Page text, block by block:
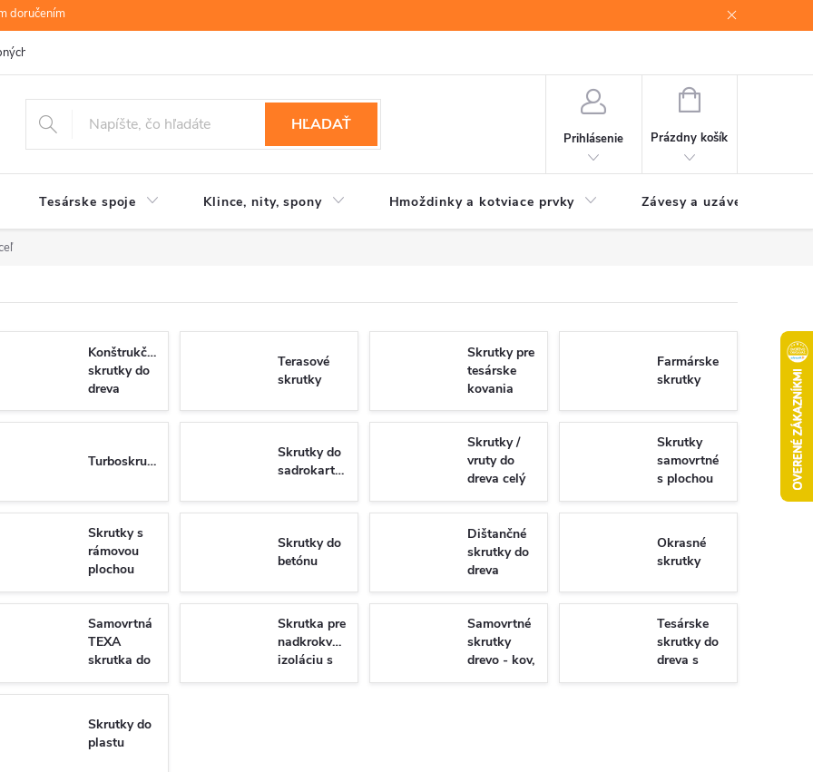
doručením
údajov
HĽADAŤ
Prihlásenie
NÁKUPNÝ
Prázdny košík
Tesárske spoje Klince, nity, spony Hmoždinky a kotviace prvky Závesy a uzávery brán
Konštrukčné
skrutky do
dreva
Terasové
skrutky
Skrutky pre
tesárske
kovania
Farmárske
skrutky
Turboskrutky
Skrutky do
sadrokartónu
Skrutky /
vruty do
dreva celý
závit
Torx/PZ
Skrutky
samovrtné
s plochou
hlavou -
univerzálne
Skrutky s
rámovou
plochou
hlavou do
dreva
Skrutky do
betónu
Dištančné
skrutky do
dreva
Okrasné
skrutky
Samovrtná
TEXA
skrutka do
plechu so
6-hrannou
7504K/N
Skrutka pre
nadkrokvovu
izoláciu s
tanierovou
Samovrtné
skrutky
drevo - kov,
WSDST
Tesárske
skrutky do
dreva s
plným
Skrutky do
plastu